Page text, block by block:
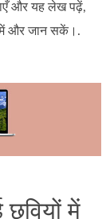
और यह लेख पढ़ें,
और जान सकें।.
में